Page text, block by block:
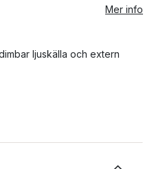
Mer info
ljuskälla och extern